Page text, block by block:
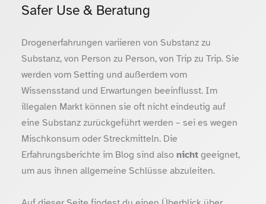
Safer Use & Beratung
Drogenerfahrungen variieren von Substanz zu
Substanz, von Person zu Person, von Trip zu Trip. Sie
werden vom Setting und außerdem vom
Wissensstand und Erwartungen beeinflusst. Im
illegalen Markt können sie oft nicht eindeutig auf
eine Substanz zurückgeführt werden – sei es wegen
Mischkonsum oder Streckmitteln. Die
Erfahrungsberichte im Blog sind also nichtgeeignet,
um aus ihnen allgemeine Schlüsse abzuleiten.